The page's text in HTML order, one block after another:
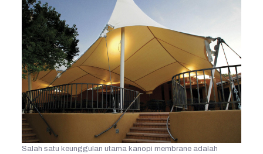
Salah satu keunggulan utama kanopi membrane adalah